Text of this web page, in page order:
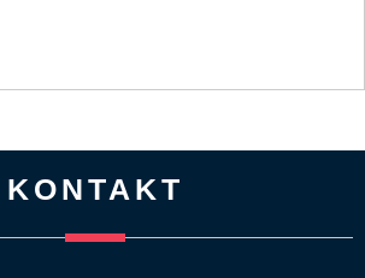
KONTAKT